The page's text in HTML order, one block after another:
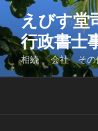
コ
ン
テ
ン
ツ
えびす堂
行政書士
相続 会社 その